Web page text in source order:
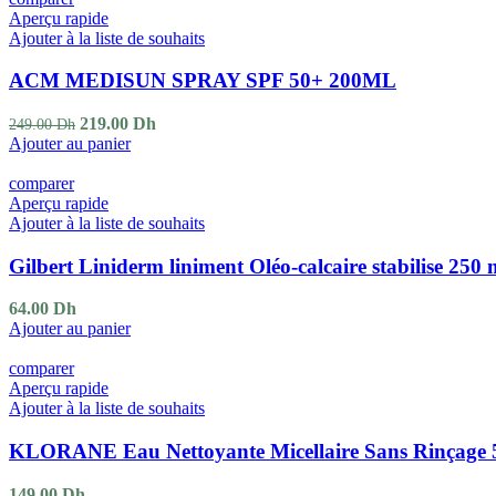
Aperçu rapide
Ajouter à la liste de souhaits
ACM MEDISUN SPRAY SPF 50+ 200ML
249.00Dh 219.00 Dh
Ajouter au panier
comparer
Aperçu rapide
Ajouter à la liste de souhaits
Gilbert Liniderm liniment Oléo-calcaire stabilise 250
64.00 Dh
Ajouter au panier
comparer
Aperçu rapide
Ajouter à la liste de souhaits
KLORANE Eau Nettoyante Micellaire Sans Rinçage